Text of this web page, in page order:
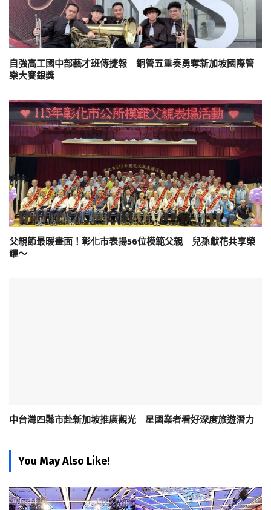
自強高工國中部藝才班傳捷報 銅管五重奏勇奪新加坡國際管
樂大賽銀獎
父親節最暖畫面！彰化市表揚56位模範父親 兒孫獻花共享榮
耀～
中台灣四縣市赴新加坡推廣觀光 星國業者看好深度旅遊潛力
You May Also Like!